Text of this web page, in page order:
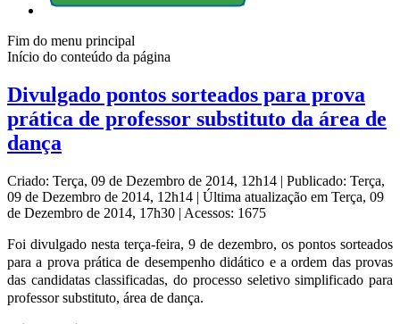
Fim do menu principal
Início do conteúdo da página
Divulgado pontos sorteados para prova
prática de professor substituto da área de
dança
Criado: Terça, 09 de Dezembro de 2014, 12h14 | Publicado: Terça,
09 de Dezembro de 2014, 12h14 | Última atualização em Terça, 09
de Dezembro de 2014, 17h30 | Acessos: 1675
Foi divulgado nesta terça-feira, 9 de dezembro, os pontos sorteados
para a prova prática de desempenho didático e a ordem das provas
das candidatas classificadas, do processo seletivo simplificado para
professor substituto, área de dança.